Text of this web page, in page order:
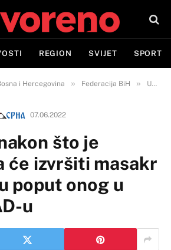
REGION SVIJET SPORT
i Hercegovina » Federacija BiH » Uhapšen nakon što je prijetio da će izvršiti masakr u Sarajevu poput onog u školi u SAD-u
07.06.2022
što je
će izvršiti masakr
poput onog u
u